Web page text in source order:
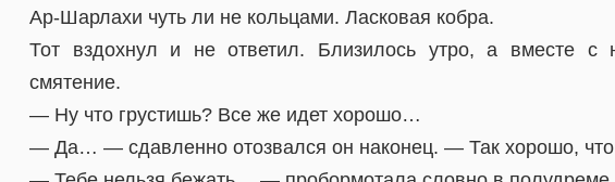
Ар-Шарлахи чуть ли не кольцами. Ласковая кобра.
Тот вздохнул и не ответил. Близилось утро, а вместе с
смятение.
— Ну что грустишь? Все же идет хорошо…
— Да… — сдавленно отозвался он наконец. — Так хорошо,